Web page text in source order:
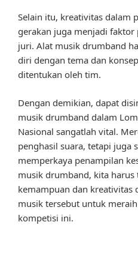
Selain itu, kreativitas dalam
gerakan juga menjadi
juri. Alat musik drumband
diri dengan tema dan
ditentukan oleh tim.
Dengan demikian, dapat
musik drumband dalam
Nasional sangatlah vital.
penghasil suara, tetapi juga
memperkaya penampilan
musik drumband, kita harus
kemampuan dan kreativitas
musik tersebut untuk
kompetisi ini.